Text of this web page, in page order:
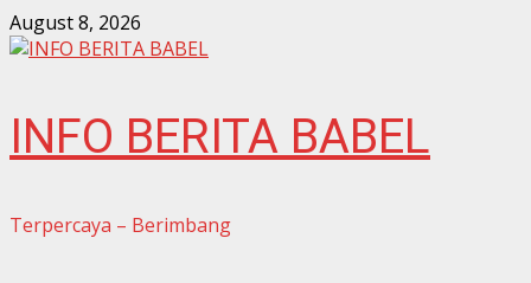
Skip
to
August 8, 2026
INFO BERITA BABEL
Terpercaya – Berimbang